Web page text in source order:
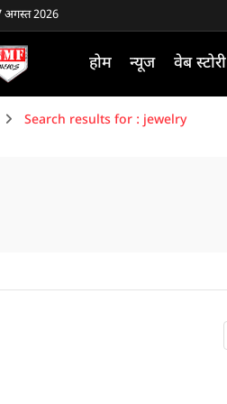
अगस्त 2026
होम न्यूज वेब स्टोरी
Search results for : jewelry